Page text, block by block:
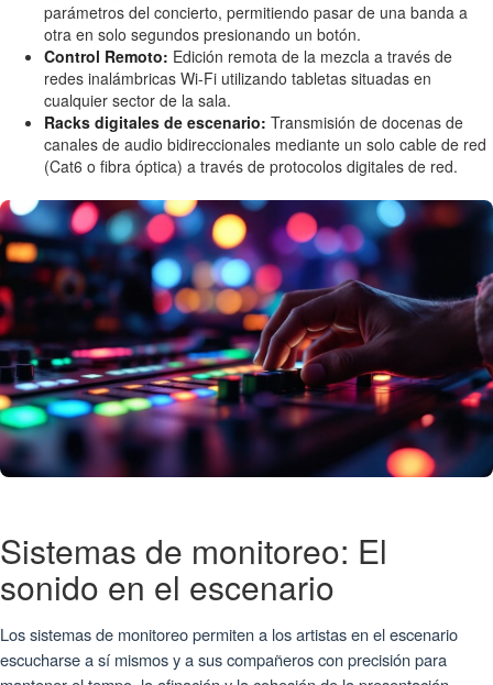
parámetros del concierto, permitiendo pasar de una banda a
otra en solo segundos presionando un botón.
Control Remoto: Edición remota de la mezcla a través de
redes inalámbricas Wi-Fi utilizando tabletas situadas en
cualquier sector de la sala.
Racks digitales de escenario: Transmisión de docenas de
canales de audio bidireccionales mediante un solo cable de red
(Cat6 o fibra óptica) a través de protocolos digitales de red.
Sistemas de monitoreo: El
sonido en el escenario
Los sistemas de monitoreo permiten a los artistas en el escenario
escucharse a sí mismos y a sus compañeros con precisión para